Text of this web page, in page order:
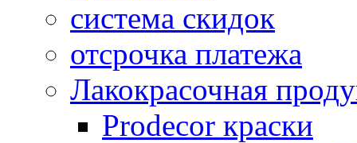
система скидок
отсрочка платежа
Лакокрасочная
Prodecor краски